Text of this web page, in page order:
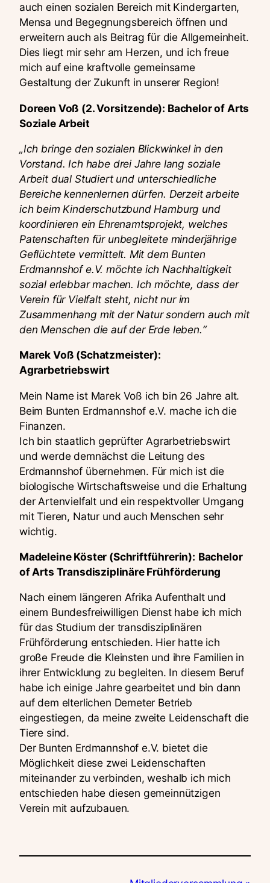
auch einen sozialen Bereich mit Kindergarten,
Mensa und Begegnungsbereich öffnen und
erweitern auch als Beitrag für die Allgemeinheit.
Dies liegt mir sehr am Herzen, und ich freue
mich auf eine kraftvolle gemeinsame
Gestaltung der Zukunft in unserer Region!
Doreen Voß (2. Vorsitzende): Bachelor of Arts
Soziale Arbeit
„Ich bringe den sozialen Blickwinkel in den
Vorstand. Ich habe drei Jahre lang soziale
Arbeit dual Studiert und unterschiedliche
Bereiche kennenlernen dürfen. Derzeit arbeite
ich beim Kinderschutzbund Hamburg und
koordinieren ein Ehrenamtsprojekt, welches
Patenschaften für unbegleitete minderjährige
Geflüchtete vermittelt. Mit dem Bunten
Erdmannshof e.V. möchte ich Nachhaltigkeit
sozial erlebbar machen. Ich möchte, dass der
Verein für Vielfalt steht, nicht nur im
Zusammenhang mit der Natur sondern auch mit
den Menschen die auf der Erde leben.“
Marek Voß (Schatzmeister):
Agrarbetriebswirt
Mein Name ist Marek Voß ich bin 26 Jahre alt.
Beim Bunten Erdmannshof e.V. mache ich die
Finanzen.
Ich bin staatlich geprüfter Agrarbetriebswirt
und werde demnächst die Leitung des
Erdmannshof übernehmen. Für mich ist die
biologische Wirtschaftsweise und die Erhaltung
der Artenvielfalt und ein respektvoller Umgang
mit Tieren, Natur und auch Menschen sehr
wichtig.
Madeleine Köster (Schriftführerin): Bachelor
of Arts Transdisziplinäre Frühförderung
Nach einem längeren Afrika Aufenthalt und
einem Bundesfreiwilligen Dienst habe ich mich
für das Studium der transdisziplinären
Frühförderung entschieden. Hier hatte ich
große Freude die Kleinsten und ihre Familien in
ihrer Entwicklung zu begleiten. In diesem Beruf
habe ich einige Jahre gearbeitet und bin dann
auf dem elterlichen Demeter Betrieb
eingestiegen, da meine zweite Leidenschaft die
Tiere sind.
Der Bunten Erdmannshof e.V. bietet die
Möglichkeit diese zwei Leidenschaften
miteinander zu verbinden, weshalb ich mich
entschieden habe diesen gemeinnützigen
Verein mit aufzubauen.